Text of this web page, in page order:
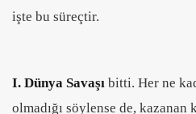
işte bu süreçtir.
I. Dünya Savaşı bitti. Her ne
olmadığı söylense de, kazanan